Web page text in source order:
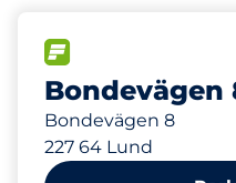
Bondevägen
Bondevägen 8
227 64 Lund
602 m